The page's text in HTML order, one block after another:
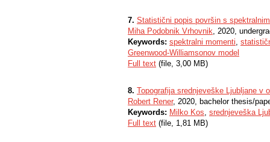
7. Statistični popis površin s
Miha Podobnik Vrhovnik, 2020,
Keywords: spektralni momenti,
Greenwood-Williamsonov model
Full text (file, 3,00 MB)
8. Topografija srednjeveške Ljubljane v
Robert Rener, 2020, bachelor thesis/
Keywords: Milko Kos, srednjeveška
Full text (file, 1,81 MB)